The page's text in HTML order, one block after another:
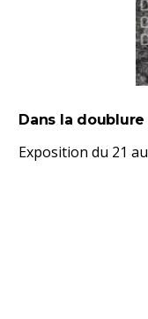
Dans la
Exposition du 21